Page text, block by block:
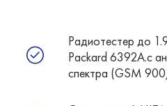
Радиотестер до
Packard 6392A.с
спектра (GSM